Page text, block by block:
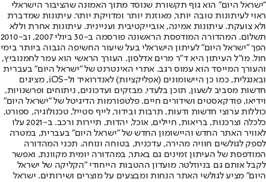
"ישראל היום" הוא גוף תקשורת שנוסד מתוך האמונה שהציבור הישראלי
ראוי לעיתונות טובה יותר, מאוזנת יותר ומדויקת יותר. עיתונות שמדברת
ולא צועקת. עיתונות אמינה, אובייקטיבית ועניינית. עיתונות אחרת וללא
תשלום. המהדורה המודפסת הראשונה פורסמה ב-30 ביולי 2007, וב-2010
הפך "ישראל היום" לעיתון הישראלי בעל שיעור החשיפה הגבוה ביותר בימי
חול. מו"ל העיתון היא ד"ר מרים אדלסון. העורך הראשי הוא עמר לחמנוביץ,
והעורך המייסד הוא עמוס רגב. אתרי האינטרנט של "ישראל היום" בעברית
ובאנגלית, כמו כן היישומונים (אפליקציות) לאנדרואיד ול-iOS, מציגים
חדשות מסביב לשעון, תוכן בלעדי, מבזקים ועדכונים, ניתוחים ופרשנויות,
וידיאו, פודקאסטים ושידורים חיים. פלטפורמות הדיגיטל של "ישראל היום"
כוללות ערוצי חדשות ודעות, תרבות ובידור, לייף סטייל, טכנולוגיה, ספורט,
כלכלה וצרכנות, בריאות, חיילים, אוכל, יהדות, תיירות ורכב. ב-2021 עלו
לאוויר האתר החדש והיישומון החדש של "ישראל היום" בעברית, במטרה
לספק לגולשים חוויה מהירה, עדכנית, בטוחה ונוחה. תכני המהדורה
המודפסת של העיתון זמינים גם באתר, במהדורה יומית מקוונת, ואפשר
לקבל אותם גם בניוזלטר. מועדון ההטבות הייחודי "הקליקה של ישראל
היום" מציע לגולשי האתר הנחות ומבצעים על מוצרים ושירותים. ישראל